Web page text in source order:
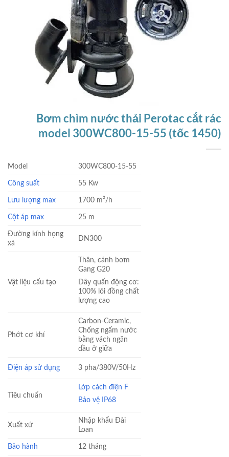
Bơm chìm nước thải Perotac cắt rác
model 300WC800-15-55 (tốc 1450)
Model 300WC800-15-55
Công suất 55 Kw
Lưu lượng max 1700 m³/h
Cột áp max 25 m
Đường kính họng
xả
DN300
Vật liệu cấu tạo
Thân, cánh bơm
Gang G20
Dây quấn động cơ:
100% lõi đồng chất
lượng cao
Phớt cơ khí
Carbon-Ceramic,
Chống ngấm nước
bằng vách ngăn
dầu ở giữa
Điện áp sử dụng 3 pha/380V/50Hz
Tiêu chuẩn
Lớp cách điện F
Bảo vệ IP68
Xuất xứ
Nhập khẩu Đài
Loan
Bảo hành 12 tháng